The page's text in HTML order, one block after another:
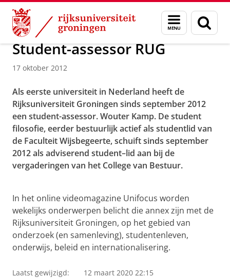
Skip
Content
Skip
Navigation
Menu
en
zoeken
Over ons
Student-assessor RUG
17 oktober 2012
Als eerste universiteit in Nederland heeft de
Rijksuniversiteit Groningen sinds september 2012
een student-assessor. Wouter Kamp. De student
filosofie, eerder bestuurlijk actief als studentlid van
de Faculteit Wijsbegeerte, schuift sinds september
2012 als adviserend student–lid aan bij de
vergaderingen van het College van Bestuur.
In het online videomagazine Unifocus worden
wekelijks onderwerpen belicht die annex zijn met de
Rijksuniversiteit Groningen, op het gebied van
onderzoek (en samenleving), studentenleven,
onderwijs, beleid en internationalisering.
Laatst gewijzigd: 12 maart 2020 22:15